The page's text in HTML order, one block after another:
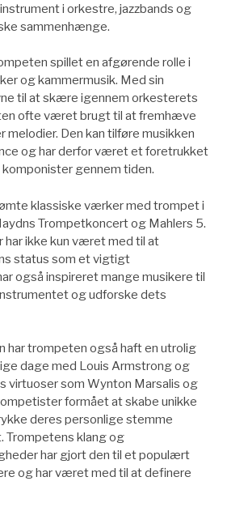
i orkestre, jazzbands og
sammenhænge.
spillet en afgørende rolle i
og kammermusik. Med sin
til at skære igennem orkesterets
ofte været brugt til at fremhæve
Den kan tilføre musikken
og har derfor været et foretrukket
gennem tiden.
klassiske værker med trompet i
Trompetkoncert og Mahlers 5.
ikke kun været med til at
status som et vigtigt
også inspireret mange musikere til
og udforske dets
har trompeten også haft en utrolig
dage med Louis Armstrong og
virtuoser som Wynton Marsalis og
formået at skabe unikke
deres personlige stemme
Trompetens klang og
har gjort den til et populært
og har været med til at definere